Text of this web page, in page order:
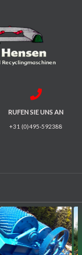
RUFEN SIE UNS AN
+31 (0)495-592388